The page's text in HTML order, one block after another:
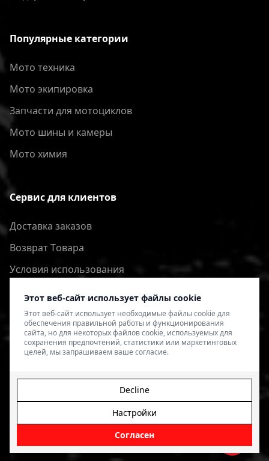
Этот веб-сайт использует файлы cookie
Этот веб-сайт использует необходимые файлы cookie для
обеспечения правильной работы и функционирования
сайта, но для некоторых файлов cookie, используемых для
сохранения предпочтений, статистики или маркетинговых
целей, мы запрашиваем ваше согласие.
Согласен
Настройки
Decline
Популярные категории
Мото техника
Мото экипировка
Запчасти для мотоциклов
Мото шины и камеры
Мото химия
Сервис для клиентов
Доставка заказов
Bозврат Tовара
Условия использования
Политика конфиденциальности
© 2026 4SPEED.LV. Visas tiesības aizsargātas.
veikala izveide - Magecode.